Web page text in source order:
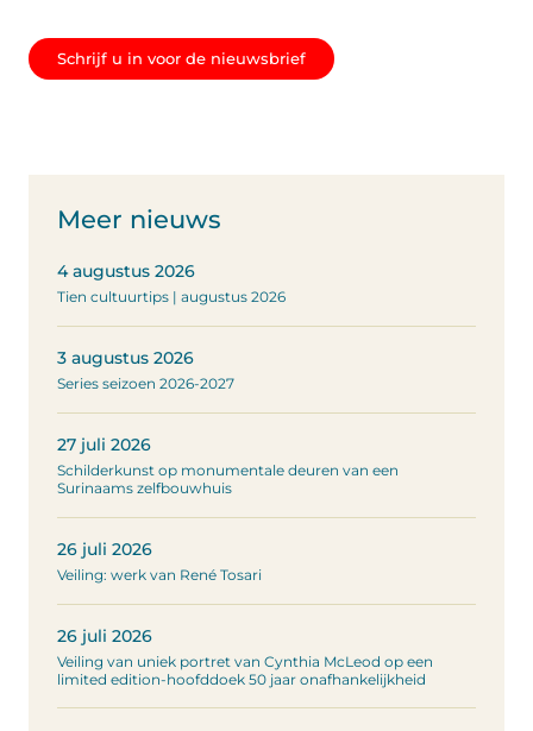
Schrijf u in voor de nieuwsbrief
Meer nieuws
4 augustus 2026
Tien cultuurtips | augustus 2026
3 augustus 2026
Series seizoen 2026-2027
27 juli 2026
Schilderkunst op monumentale deuren van een
Surinaams zelfbouwhuis
26 juli 2026
Veiling: werk van René Tosari
26 juli 2026
Veiling van uniek portret van Cynthia McLeod op een
limited edition-hoofddoek 50 jaar onafhankelijkheid